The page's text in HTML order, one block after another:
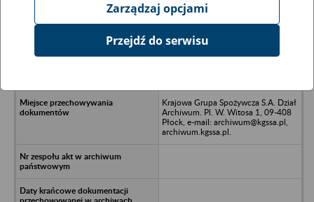
Ukryj wszystkie pozycje bazy
Port Lotniczy RADOM S.A. w
Krajowa Grupa Spożywcza S.A. Dział
Archiwum. Pl. W. Witosa 1, 09-408
Płock, e-mail: archiwum@kgssa.pl,
archiwum.kgssa.pl.
Zarządzaj opcjami
Przejdź do serwisu